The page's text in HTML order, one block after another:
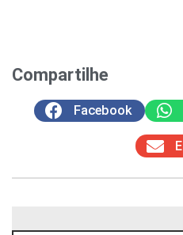
Compartilhe
Facebook